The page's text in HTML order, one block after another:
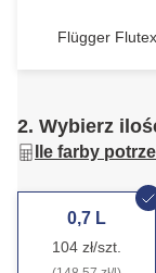
Flügger
2. Wybierz
Ile farby
0,7 L
104 zł/szt.